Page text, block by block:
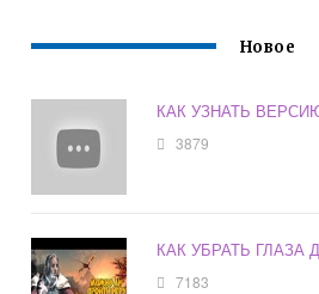
Новое
КАК УЗНАТЬ
3879
КАК УБРАТЬ ГЛАЗА
7183